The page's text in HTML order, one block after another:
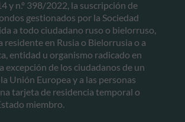
y n.º 398/2022, la suscripción de
gestionados por la Sociedad
a todo ciudadano ruso o bielorruso,
residente en Rusia o Bielorrusia o a
entidad u organismo radicado en
excepción de los ciudadanos de un
Unión Europea y a las personas
tarjeta de residencia temporal o
miembro.